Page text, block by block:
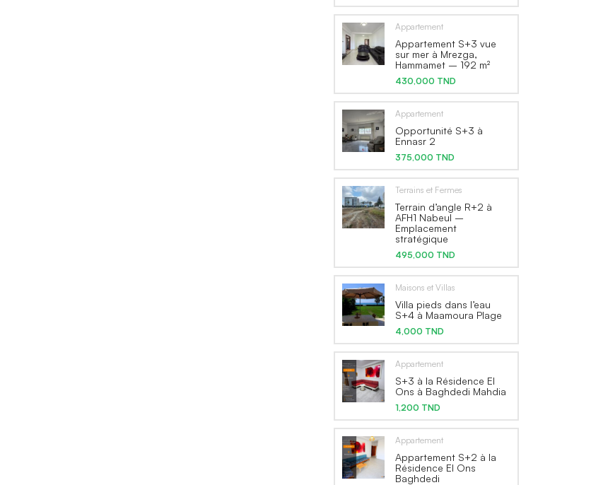
Appartement
Appartement S+3 vue
sur mer à Mrezga,
Hammamet – 192 m²
430,000 TND
Appartement
Opportunité S+3 à
Ennasr 2
375,000 TND
Terrains et Fermes
Terrain d’angle R+2 à
AFH1 Nabeul –
Emplacement
stratégique
495,000 TND
Maisons et Villas
Villa pieds dans l’eau
S+4 à Maamoura Plage
4,000 TND
Appartement
S+3 à la Résidence El
Ons à Baghdedi Mahdia
1,200 TND
Appartement
Appartement S+2 à la
Résidence El Ons
Baghdedi